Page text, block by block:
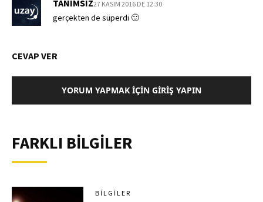
TANIMSIZ27 KASIM 2016 DE 12:30
gerçekten de süperdi 🙂
CEVAP VER
YORUM YAPMAK İÇIN GIRIŞ YAPIN
FARKLI BİLGİLER
BILGILER